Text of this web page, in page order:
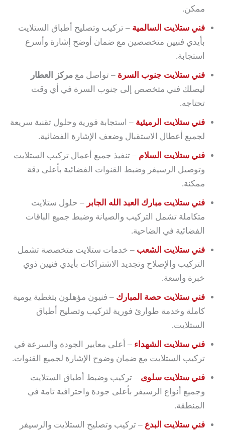
ممكن.
فني ستلايت السالمية – تركيب وتصليح أطباق الستلايت
بأيدي فنيين متخصصين مع ضمان أوضح إشارة وأسرع
استجابة.
فني ستلايت جنوب السرة – تواصل مع مركز العطار
ليصلك فني متخصص إلى جنوب السرة في أي وقت
تحتاجه.
فني ستلايت الرميثية – استجابة فورية وحلول تقنية سريعة
لجميع أعطال الاستقبال وضعف الإشارة الفضائية.
فني ستلايت السلام – تنفيذ جميع أعمال تركيب الستلايت
وتوصيل الرسيفر وضبط القنوات الفضائية بأعلى دقة
ممكنة.
فني ستلايت مبارك العبد الله الجابر – حلول ستلايت
متكاملة تشمل التركيب والصيانة وضبط جميع الباقات
الفضائية في الضاحية.
فني ستلايت الشعب – خدمات ستلايت متخصصة تشمل
التركيب والإصلاح وتجديد الاشتراكات بأيدي فنيين ذوي
خبرة واسعة.
فني ستلايت حصة المبارك – فنيون مؤهلون بتغطية يومية
كاملة وخدمة طوارئ فورية لتركيب وتصليح أطباق
الستلايت.
فني ستلايت الشهداء – أعلى معايير الجودة والسرعة في
تركيب الستلايت مع ضمان وضوح الإشارة لجميع القنوات.
فني ستلايت سلوى – تركيب وضبط أطباق الستلايت
وجميع أنواع الرسيفر بأعلى جودة واحترافية تامة في
المنطقة.
فني ستلايت البدع – تركيب وتصليح الستلايت والرسيفر